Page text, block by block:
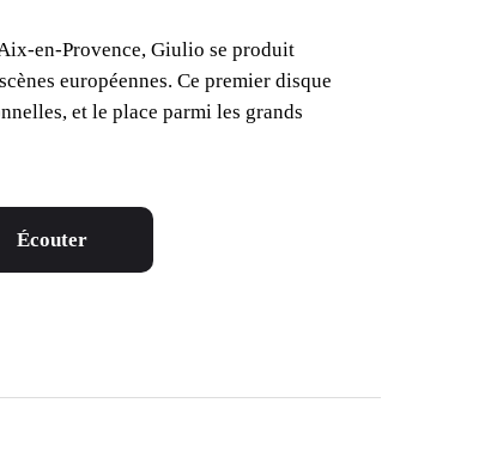
en-Provence, Giulio se produit
européennes. Ce premier disque
et le place parmi les grands
Écouter